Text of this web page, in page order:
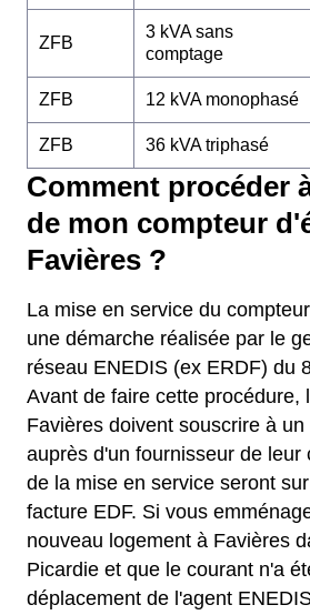
ZFB
3 kVA sans
comptage
ZFB 12 kVA monophasé
ZFB 36 kVA triphasé
Comment procéder
de mon compteur
Favières ?
La mise en service du
une démarche réalisée par le
réseau ENEDIS (ex ERDF) du
Avant de faire cette procédure,
Favières doivent souscrire à
auprès d'un fournisseur de leur
de la mise en service seront
facture EDF. Si vous
nouveau logement à Favières
Picardie et que le courant n'a
déplacement de l'agent